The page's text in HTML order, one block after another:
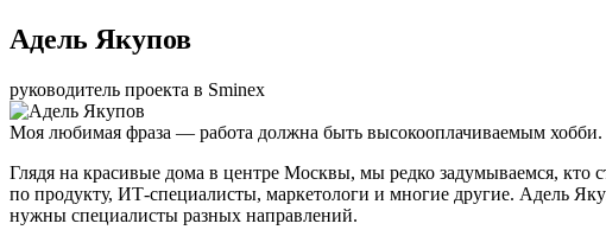
Адель Якупов
руководитель проекта в Sminex
Моя любимая фраза — работа должна быть высокооплачиваемым хобби.
Глядя на красивые дома в центре Москвы, мы редко задумываемся, кто
по продукту, ИТ-специалисты, маркетологи и многие другие. Адель
нужны специалисты разных направлений.